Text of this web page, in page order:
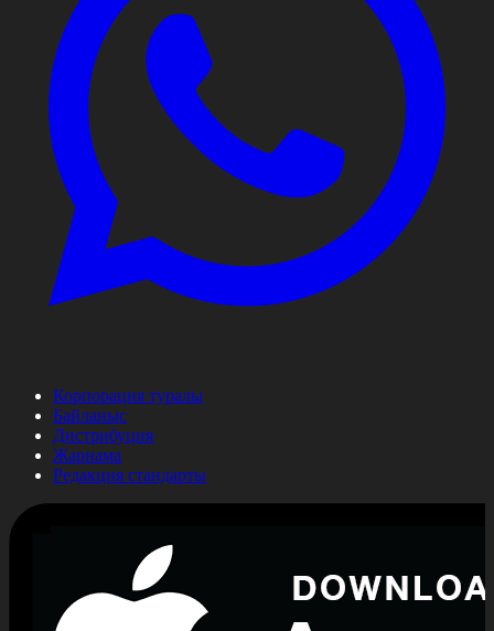
Корпорация туралы
Байланыс
Дистрибуция
Жарнама
Редакция стандарты